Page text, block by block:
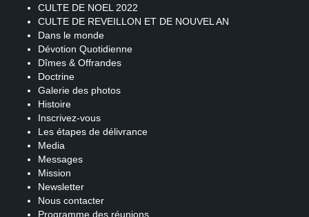
CULTE DE NOEL 2022
CULTE DE REVEILLON ET DE NOUVEL AN
Dans le monde
Dévotion Quotidienne
Dîmes & Offrandes
Doctrine
Galerie des photos
Histoire
Inscrivez-vous
Les étapes de délivrance
Media
Messages
Mission
Newsletter
Nous contacter
Programme des réunions